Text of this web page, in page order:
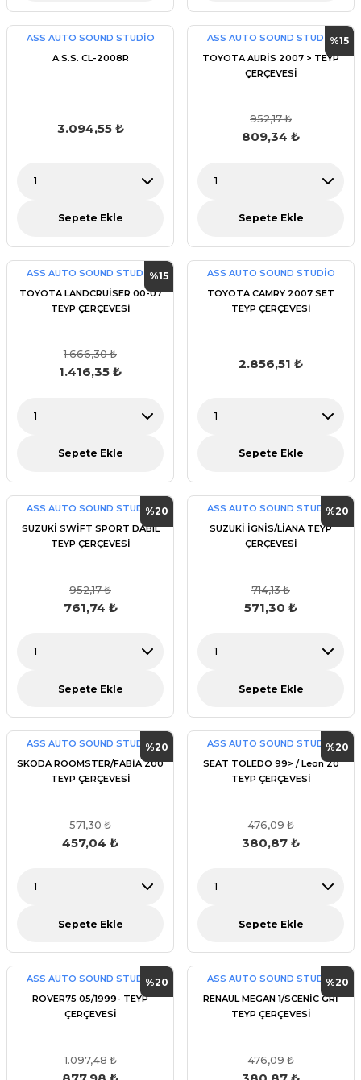
ASS AUTO SOUND STUDİO
A.S.S. CL-2008R
3.094,55 ₺
Sepete Ekle
%15
ASS AUTO SOUND STUDİO
TOYOTA AURİS 2007 > TEYP
ÇERÇEVESİ
952,17 ₺
809,34 ₺
Sepete Ekle
%15
ASS AUTO SOUND STUDİO
TOYOTA LANDCRUİSER 00-07
TEYP ÇERÇEVESİ
1.666,30 ₺
1.416,35 ₺
Sepete Ekle
ASS AUTO SOUND STUDİO
TOYOTA CAMRY 2007 SET
TEYP ÇERÇEVESİ
2.856,51 ₺
Sepete Ekle
%20
ASS AUTO SOUND STUDİO
SUZUKİ SWİFT SPORT DABIL
TEYP ÇERÇEVESİ
952,17 ₺
761,74 ₺
Sepete Ekle
%20
ASS AUTO SOUND STUDİO
SUZUKİ İGNİS/LİANA TEYP
ÇERÇEVESİ
714,13 ₺
571,30 ₺
Sepete Ekle
%20
ASS AUTO SOUND STUDİO
SKODA ROOMSTER/FABİA 200
TEYP ÇERÇEVESİ
571,30 ₺
457,04 ₺
Sepete Ekle
%20
ASS AUTO SOUND STUDİO
SEAT TOLEDO 99> / Leon 20
TEYP ÇERÇEVESİ
476,09 ₺
380,87 ₺
Sepete Ekle
%20
ASS AUTO SOUND STUDİO
ROVER75 05/1999- TEYP
ÇERÇEVESİ
1.097,48 ₺
%20
ASS AUTO SOUND STUDİO
RENAUL MEGAN 1/SCENİC GRİ
TEYP ÇERÇEVESİ
476,09 ₺